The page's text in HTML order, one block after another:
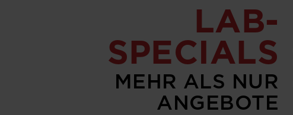
LAB­
SPECIALS
MEHR ALS NUR
ANGEBOTE